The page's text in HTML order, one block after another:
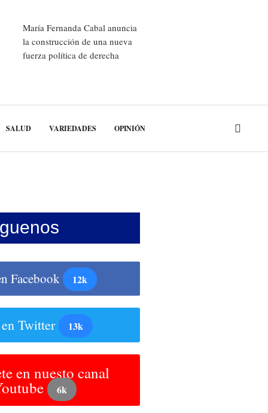
María Fernanda Cabal anuncia
la construcción de una nueva
fuerza política de derecha
SALUD VARIEDADES OPINIÓN
Facebook 12k
Twitter 13k
en nuesto canal
6k